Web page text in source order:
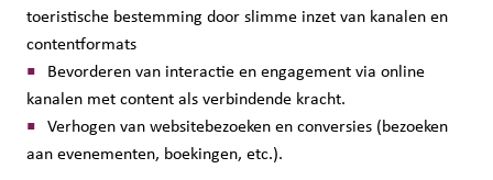
toeristische bestemming door slimme inzet van kanalen en
contentformats
Bevorderen van interactie en engagement via online
kanalen met content als verbindende kracht.
Verhogen van websitebezoeken en conversies (bezoeken
aan evenementen, boekingen, etc.).